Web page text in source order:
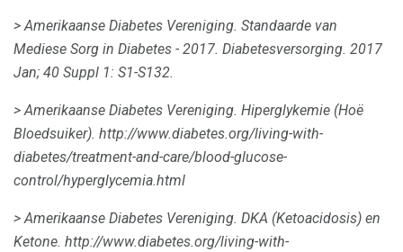
> Amerikaanse Diabetes Vereniging. Standaarde van
Mediese Sorg in Diabetes - 2017. Diabetesversorging. 2017
Jan; 40 Suppl 1: S1-S132.
> Amerikaanse Diabetes Vereniging. Hiperglykemie (Hoë
Bloedsuiker). http://www.diabetes.org/living-with-
diabetes/treatment-and-care/blood-glucose-
control/hyperglycemia.html
> Amerikaanse Diabetes Vereniging. DKA (Ketoacidosis) en
Ketone. http://www.diabetes.org/living-with-